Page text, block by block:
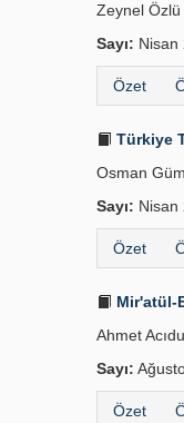
Zeynel Özlü
Sayı: Nisan
Özet
Türkiye
Osman
Sayı: Nisan
Özet
Mir'atül-
Ahmet
Sayı:
Özet